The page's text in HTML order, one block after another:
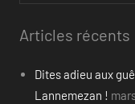
Articles récents
Dites adieu aux
Lannemezan !